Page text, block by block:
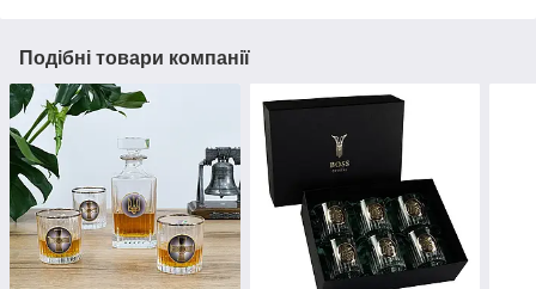
Подібні товари компанії